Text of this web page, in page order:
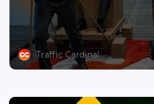
Traffic Cardinal